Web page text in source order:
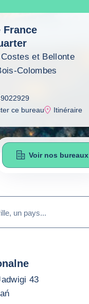
France
et Bellonte
Colombes
ce bureau
Itinéraire
Voir nos bureaux
un pays...
43